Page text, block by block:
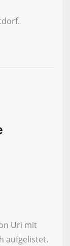
Uri mit
aufgelistet.